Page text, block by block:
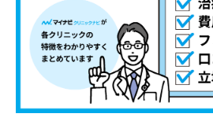
インプラント治療とは？
インプラント治療の概要
どんなときに検討されるの？
治療の流れ
インプラント治療はどんな
1．カウンセリング予約
インプラント治療に関す